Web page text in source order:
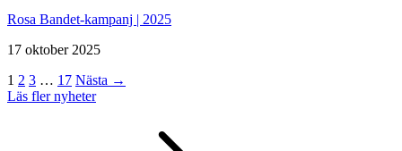
Rosa Bandet-kampanj | 2025
17 oktober 2025
1 2 3 … 17 Nästa →
Läs fler nyheter